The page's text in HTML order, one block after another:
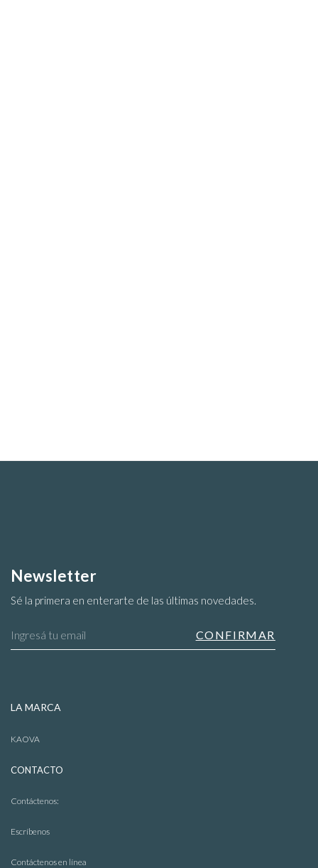
Newsletter
Sé la primera en enterarte de las últimas novedades.
LA MARCA
KAOVA
CONTACTO
Contáctenos:
Escríbenos
Contáctenos en línea